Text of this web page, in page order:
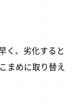
く、劣化すると
まめに取り替え